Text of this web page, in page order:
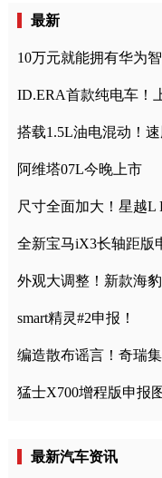
最新
10万元就能拥有华为
ID.ERA首款纯电车！
搭载1.5L油电混动！
阿维塔07L今晚上市
尺寸全面加大！星越L
全新宝马iX3长轴距版
外观大调整！新款海
smart精灵#2申报！
编造散布谣言！奇瑞
猛士X700增程版申报
最新汽车资讯